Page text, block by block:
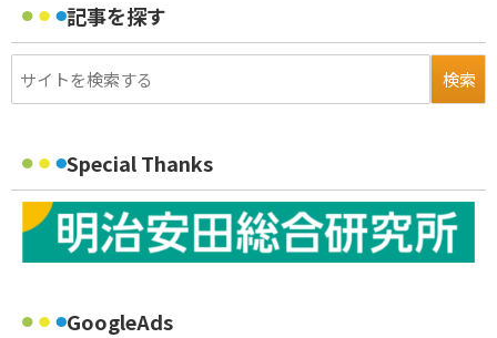
記事を探す
Special Thanks
GoogleAds